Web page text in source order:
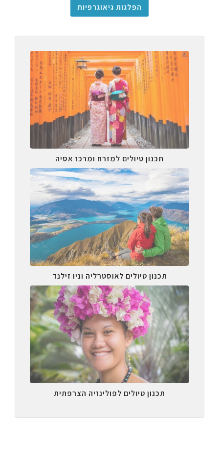
הפלגות גיאוגרפיות
תכנון טיולים למזרח ומרכז אסיה
תכנון טיולים לאוסטרליה וניו זילנד
תכנון טיולים לפולינזיה הצרפתית